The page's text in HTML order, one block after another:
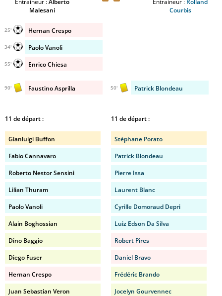
Entraineur :Alberto
Malesani
Entraineur : Rolland
Courbis
Hernan Crespo
25'
Paolo Vanoli
34'
Enrico Chiesa
55'
Faustino Asprilla
90' Patrick Blondeau
50'
11 de départ :
Gianluigi Buffon
Fabio Cannavaro
Roberto Nestor Sensini
Lilian Thuram
Paolo Vanoli
Alain Boghossian
Dino Baggio
Diego Fuser
Hernan Crespo
Juan Sebastian Veron
11 de départ :
Stéphane Porato
Patrick Blondeau
Pierre Issa
Laurent Blanc
Cyrille Domoraud Depri
Luiz Edson Da Silva
Robert Pires
Daniel Bravo
Frédéric Brando
Jocelyn Gourvennec